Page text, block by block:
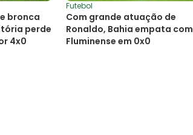
bronca
perde
4x0
Futebol
Com grande atuação de
Ronaldo, Bahia empata com
Fluminense em 0x0